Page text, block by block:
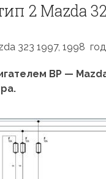
2 Mazda
323 1997, 1998
BP —